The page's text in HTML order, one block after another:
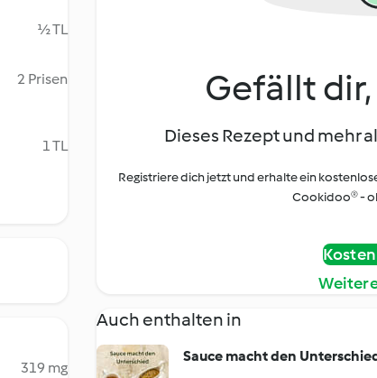
½ TL
2 Prisen
1 TL
319 mg
Gefällt
Dieses Rezept und mehr
Registriere dich jetzt und erhalte ein
Cookidoo® -
Auch enthalten in
Sauce macht den